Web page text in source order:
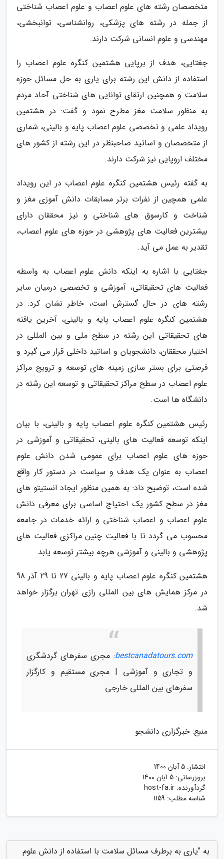
متخصصان رشته های علوم اعصاب و علوم اعصاب شناختی
از جمله در رشته های پزشکی، روانشناسی، توانبخشی،
مهندسی و علوم انسانی شرکت دارند.
جغتایی، هدف از برپایی هشتمین کنگره علوم اعصاب را
استفاده از دانش این رشته برای یاری به حل مسائل حوزه
سلامت و همچنین ارتقای توانایی های شناختی آحاد مردم
به منظور سلامت مغز مطرح نمود و گفت: در هشتمین
رویداد علمی و تخصصی علوم اعصاب پایه و بالینی، شماری
از متخصصان و اساتید صاحبنظر در این رشته از کشور های
مختلف اروپایی نیز شرکت دارند.
به گفته رئیس هشتمین کنگره علوم اعصاب در این رویداد
علمی همچین از نفرات برتر مسابقات دانش آموزی مغز و
شناخت و کارسوق های شناختی و نیز محققان دارای
بیشترین فعالیت های پژوهشی در حوزه های علوم اعصاب،
تقدیر به عمل می آید.
جغتایی با اشاره به اینکه دانش علوم اعصاب به واسطه
فعالیت های تحقیقاتی، آموزشی و تخصصی درمیان سایر
رشته های در حال گسترش است، خاطر نشان کرد: در
هشتمین کنگره علوم اعصاب پایه و بالینی، آخرین یافته
های تحقیقاتی این رشته در سطح ملی و بین المللی در
اختیار محققان، دانشجویان و اساتید داخلی قرار می گیرد و
فرصتی برای بستر سازی زمینه های توسعه و ترویج مراکز
علوم اعصاب در سطح مراکز تحقیقاتی و توسعه این رشته در
دانشگاه ها است.
رئیس هشتمین کنگره علوم اعصاب پایه و بالینی، با بیان
اینکه توسعه فعالیت های بالینی، تحقیقاتی و آموزشی در
حوزه های علوم اعصاب برای عمومی شدن دانش علوم
اعصاب به عنوان یک هدف و سیاست در دستور کار واقع
شده است، توضیح داد: به همین منظور ایجاد انستیتو های
مغز در سطح کشور یک احتیاج اساسی برای معرفی دانش
علوم اعصاب و اعصاب شناختی و ارائه خدمات در جامعه
محسوب می گردد تا با فعالیت چنین مراکزی فعالیت های
پژوهشی و بالینی و آموزشی هرچه بیشتر توسعه یابد.
هشتمین کنگره علوم اعصاب پایه و بالینی 27 تا 29 آذر 98
در مرکز همایش های بین المللی رازی تهران برگزار خواهد
شد.
bestcanadatours.com: مجری سفرهای گردشگری
و تجاری و آموزشی | مجری مستقیم و کارگزار
سفرهای بین المللی خارجی
منبع: خبرگزاری دانشجو
انتشار: 5 آبان 1400
بروزرسانی: 5 آبان 1400
گردآورنده: host-fa.ir
شناسه مطلب: 1159
به "یاری به برطرف مسائل سلامت با استفاده از دانش علوم